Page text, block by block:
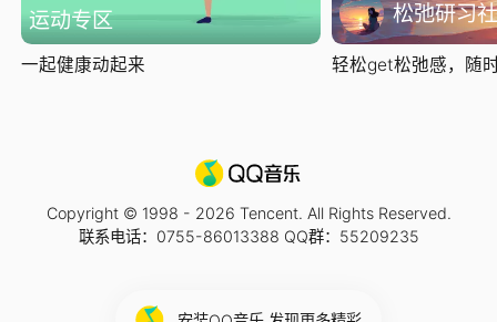
运动专区
一起健康动起来
松弛研习社
轻松get松弛感，随
Copyright © 1998 - 2026 Tencent. All Rights Reserved.
联系电话：0755-86013388 QQ群：55209235